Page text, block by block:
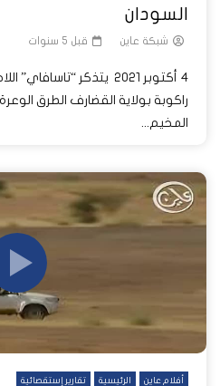
السودان
شبكة عاين قبل 5 سنوات
4 أكتوبر 2021 يتذكر
راكوبة بولاية القضارف الطرق
المخيم...
أفلام عاين الرئيسية تقارير إستقصائية